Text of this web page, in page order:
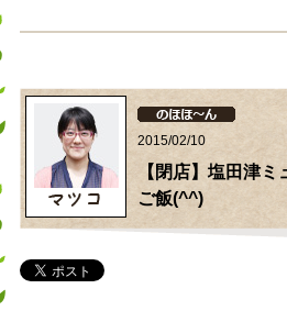
2015/02/10
【閉店】塩田津
ご飯(^^)